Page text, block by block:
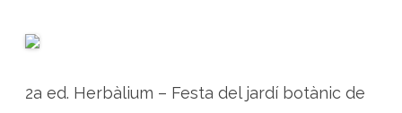
a
2a ed. Herbàlium – Festa del jardí botànic de